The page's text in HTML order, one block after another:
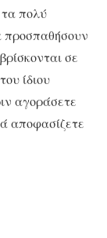
πολύ
προσπαθήσουν
σε
ίδιου
αγοράσετε
αποφασίζετε